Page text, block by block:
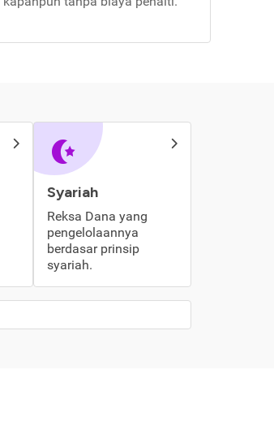
Syariah
Reksa Dana yang
pengelolaannya
berdasar prinsip
syariah.